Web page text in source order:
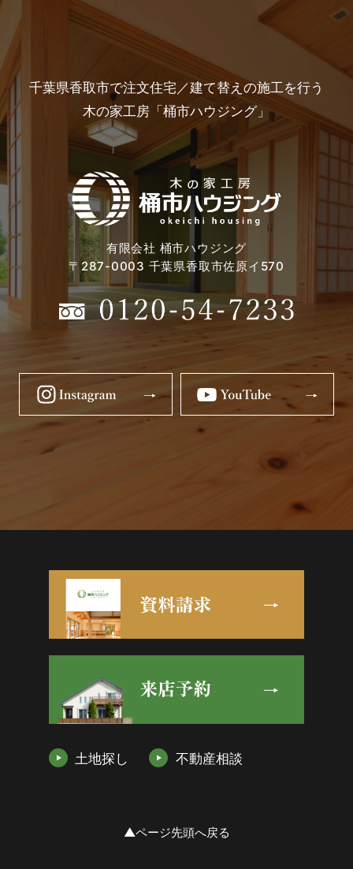
千葉県香取市で注文住宅／建て替えの施工を行う
木の家工房「桶市ハウジング」
有限会社 桶市ハウジング
〒287-0003 千葉県香取市佐原イ570
土地探し 不動産相談
▲ページ先頭へ戻る